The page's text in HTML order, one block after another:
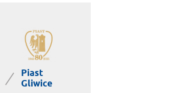
|
Piast
Gliwice